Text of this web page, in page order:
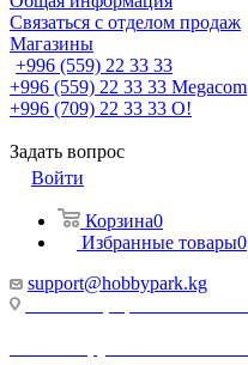
Связаться с отделом продаж
Магазины
+996 (559) 22 33 33
+996 (559) 22 33 33 Megacom
+996 (709) 22 33 33 O!
Задать вопрос
Войти
Корзина0
Избранные товары0
support@hobbypark.kg